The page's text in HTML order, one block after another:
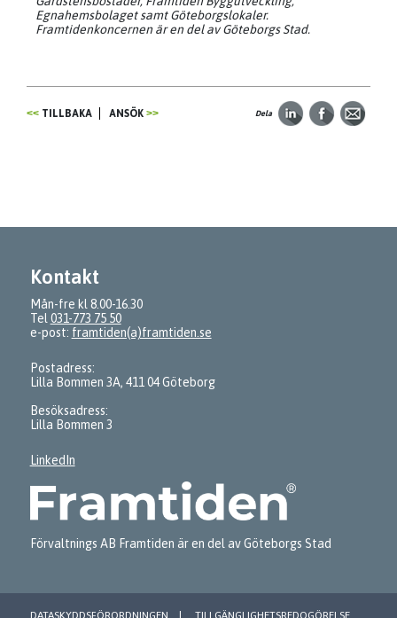
Egnahemsbolaget samt Göteborgslokaler.
Framtidenkoncernen är en del av Göteborgs Stad.
TILLBAKA ANSÖK Dela
Kontakt
Mån-fre kl 8.00-16.30
Tel 031-773 75 50
e-post: framtiden(a)framtiden.se
Postadress:
Lilla Bommen 3A, 411 04 Göteborg
Besöksadress:
Lilla Bommen 3
LinkedIn
Förvaltnings AB Framtiden är en del av Göteborgs Stad
DATASKYDDSFÖRORDNINGEN TILLGÄNGLIGHETSREDOGÖRELSE